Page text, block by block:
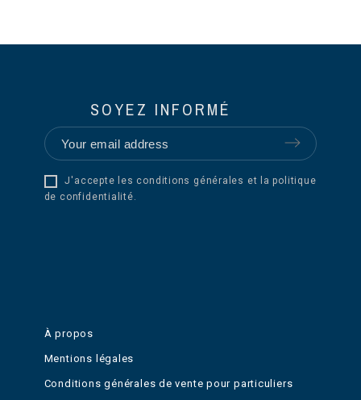
SOYEZ INFORMÉ
J'accepte les conditions générales et la politique
de confidentialité.
À propos
Mentions légales
Conditions générales de vente pour particuliers